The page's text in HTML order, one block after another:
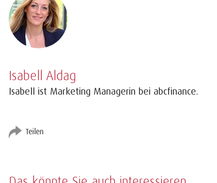
Isabell Aldag
Isabell ist Marketing Managerin bei abcfinance.
Teilen